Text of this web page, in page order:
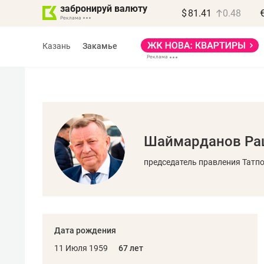
забронируй валюту $ 81.41 0.48
Казань Закамье
Шаймарданов
председатель правления
Дата рождения
11 Июля 1959
67 лет
Василь Мазитов
МАРТ
полгода»